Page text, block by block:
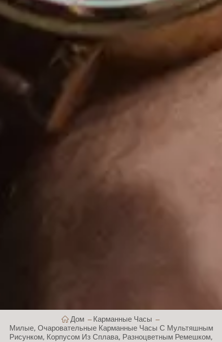
Дом
Карманные Часы
Милые, Очаровательные Карманные Часы С Мультяшным
Рисунком, Корпусом Из Сплава, Разноцветным Ремешком,